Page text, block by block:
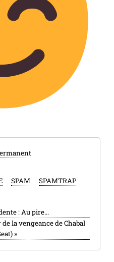
SPAM
SPAMTRAP
:Au pire...
la vengeance de Chabal
»